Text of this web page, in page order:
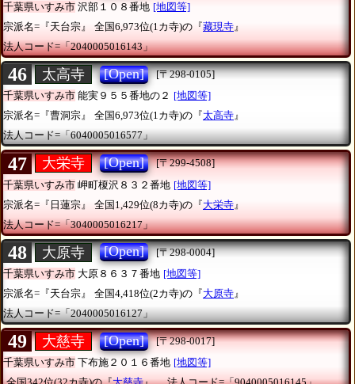
千葉県いすみ市 沢部１０８番地 [地図等]
宗派名=『天台宗』
全国6,973位(1カ寺)の『藏現寺』
法人コード=「2040005016143」
46 太高寺 [Open]
[〒298-0105]
千葉県いすみ市 能実９５５番地の２ [地図等]
宗派名=『曹洞宗』
全国6,973位(1カ寺)の『太高寺』
法人コード=「6040005016577」
47 大栄寺 [Open]
[〒299-4508]
千葉県いすみ市 岬町榎沢８３２番地 [地図等]
宗派名=『日蓮宗』
全国1,429位(8カ寺)の『大栄寺 』
法人コード=「3040005016217」
48 大原寺 [Open]
[〒298-0004]
千葉県いすみ市 大原８６３７番地 [地図等]
宗派名=『天台宗』
全国4,418位(2カ寺)の『大原寺』
法人コード=「2040005016127」
49 大慈寺 [Open]
[〒298-0017]
千葉県いすみ市 下布施２０１６番地 [地図等]